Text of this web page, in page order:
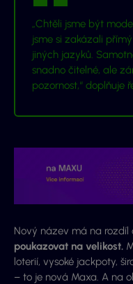
„Chtěli jsme být
jsme si zakázali
jiných jazyků.
snadno čitelné, ale
pozornost,“ doplňuje
Nový název má na rozdíl
poukazovat na velikost.
loterií, vysoké jackpoty,
– to je nová Maxa. A na